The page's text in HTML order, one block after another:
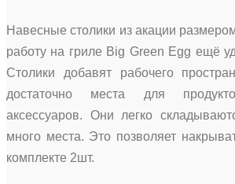
Навесные столики из акации
работу на гриле Big Green Egg ещё
Столики добавят рабочего
достаточно места для
аксессуаров. Они легко
много места. Это позволяет
комплекте 2шт.